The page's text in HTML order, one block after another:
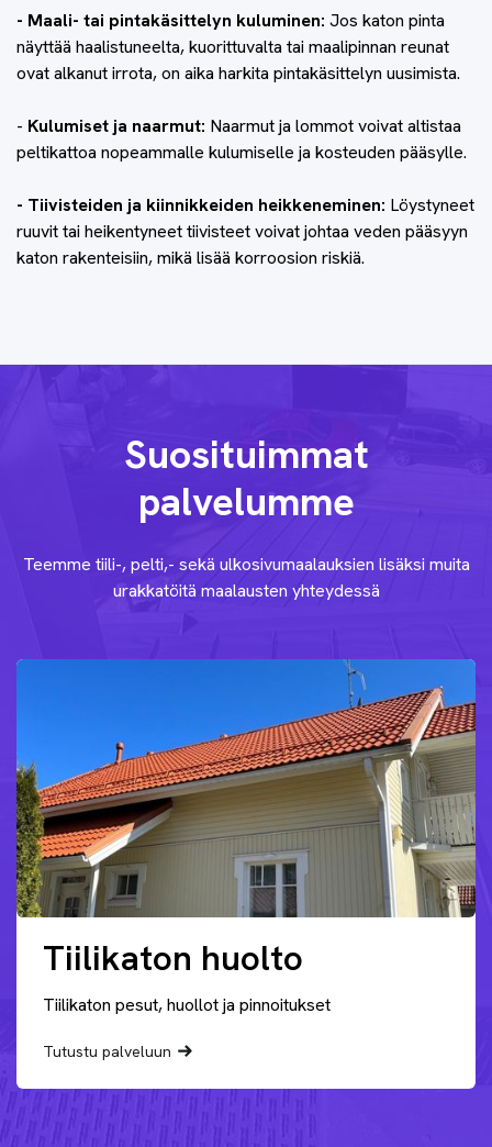
- Maali- tai pintakäsittelyn kuluminen: Jos katon pinta
näyttää haalistuneelta, kuorittuvalta tai maalipinnan reunat
ovat alkanut irrota, on aika harkita pintakäsittelyn uusimista.
- Kulumiset ja naarmut: Naarmut ja lommot voivat altistaa
peltikattoa nopeammalle kulumiselle ja kosteuden pääsylle.
- Tiivisteiden ja kiinnikkeiden heikkeneminen: Löystyneet
ruuvit tai heikentyneet tiivisteet voivat johtaa veden pääsyyn
katon rakenteisiin, mikä lisää korroosion riskiä.
Suosituimmat
palvelumme
Teemme tiili-, pelti,- sekä ulkosivumaalauksien lisäksi muita
urakkatöitä maalausten yhteydessä
Tiilikaton huolto
Tiilikaton pesut, huollot ja pinnoitukset
Tutustu palveluun